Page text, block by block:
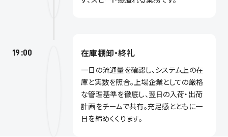
19:00 在庫棚卸・終礼
一日の流通量を確認し、システム上の在
庫と実数を照合。上場企業としての厳格
な管理基準を徹底し、翌日の入荷・出荷
計画をチームで共有。充足感とともに一
日を締めくくります。